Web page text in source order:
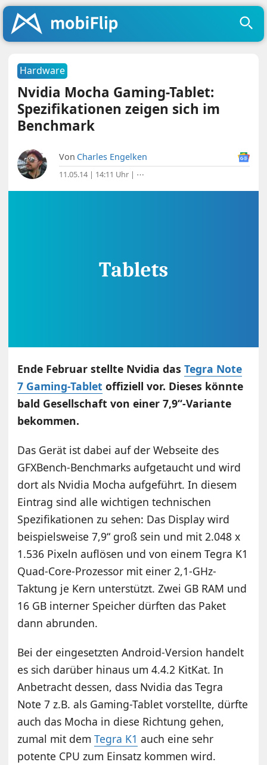
Hardware
Nvidia Mocha Gaming-Tablet:
Spezifikationen zeigen sich im
Benchmark
Von Charles Engelken
11.05.14 | 14:11 Uhr | ⋯
Ende Februar stellte Nvidia dasTegra Note
7 Gaming-Tablet offiziell vor. Dieses könnte
bald Gesellschaft von einer 7,9“-Variante
bekommen.
Das Gerät ist dabei auf der Webseite des
GFXBench-Benchmarks aufgetaucht und wird
dort als Nvidia Mocha aufgeführt. In diesem
Eintrag sind alle wichtigen technischen
Spezifikationen zu sehen: Das Display wird
beispielsweise 7,9“ groß sein und mit 2.048 x
1.536 Pixeln auflösen und von einem Tegra K1
Quad-Core-Prozessor mit einer 2,1-GHz-
Taktung je Kern unterstützt. Zwei GB RAM und
16 GB interner Speicher dürften das Paket
dann abrunden.
Bei der eingesetzten Android-Version handelt
es sich darüber hinaus um 4.4.2 KitKat. In
Anbetracht dessen, dass Nvidia das Tegra
Note 7 z.B. als Gaming-Tablet vorstellte, dürfte
auch das Mocha in diese Richtung gehen,
zumal mit demTegra K1 auch eine sehr
potente CPU zum Einsatz kommen wird.